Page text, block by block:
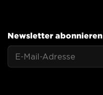
Newsletter abonnieren